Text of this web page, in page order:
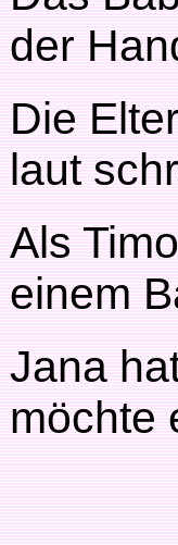
der
Die
laut
Als
einem
Jana
möchte